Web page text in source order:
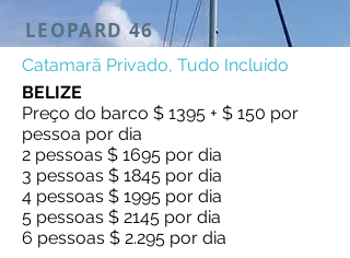
LEOPARD 46
Catamarã Privado, Tudo Incluído
BELIZE
Preço do barco $ 1395 + $ 150 por
pessoa por dia
2 pessoas $ 1695 por dia
3 pessoas $ 1845 por dia
4 pessoas $ 1995 por dia
5 pessoas $ 2145 por dia
6 pessoas $ 2.295 por dia